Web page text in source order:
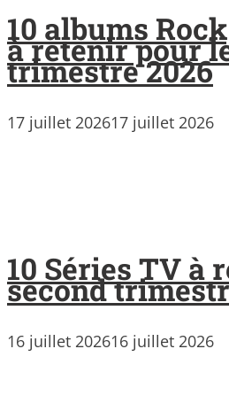
10 albums
à retenir pour
trimestre 2026
17 juillet 202617 juillet 2026
10 Séries TV à
second
16 juillet 202616 juillet 2026